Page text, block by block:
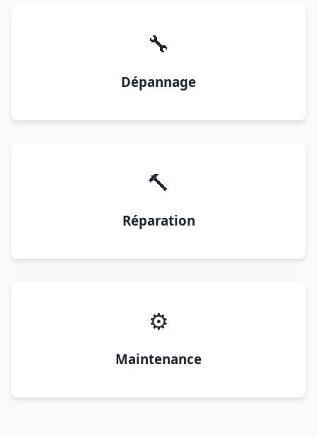
🔧
Dépannage
🔨
Réparation
⚙️
Maintenance